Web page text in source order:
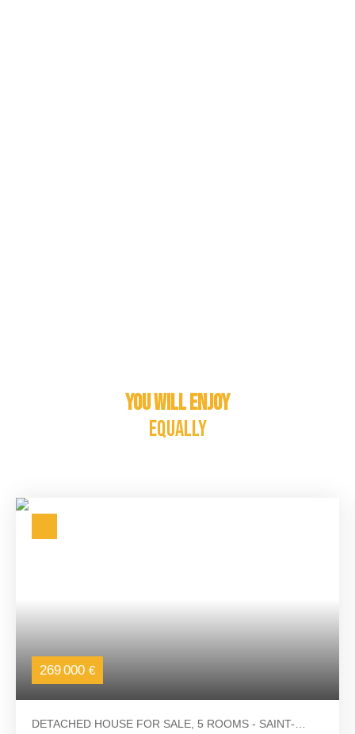
You will enjoy
equally
269 000 €
DETACHED HOUSE FOR SALE, 5 ROOMS - SAINT-